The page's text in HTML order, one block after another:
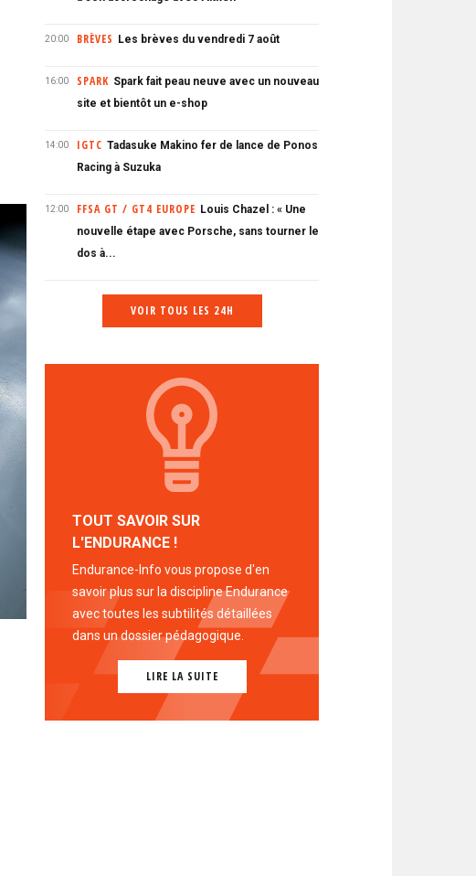
20:00 BRÈVES Les brèves du vendredi 7 août
16:00 SPARK Spark fait peau neuve avec un nouveau
site et bientôt un e-shop
14:00 IGTC Tadasuke Makino fer de lance de Ponos
Racing à Suzuka
12:00 FFSA GT / GT4 EUROPE Louis Chazel : « Une
nouvelle étape avec Porsche, sans tourner le
dos à...
VOIR TOUS LES 24H
TOUT SAVOIR SUR
L'ENDURANCE !
Endurance-Info vous propose d'en
savoir plus sur la discipline Endurance
avec toutes les subtilités détaillées
dans un dossier pédagogique.
LIRE LA SUITE